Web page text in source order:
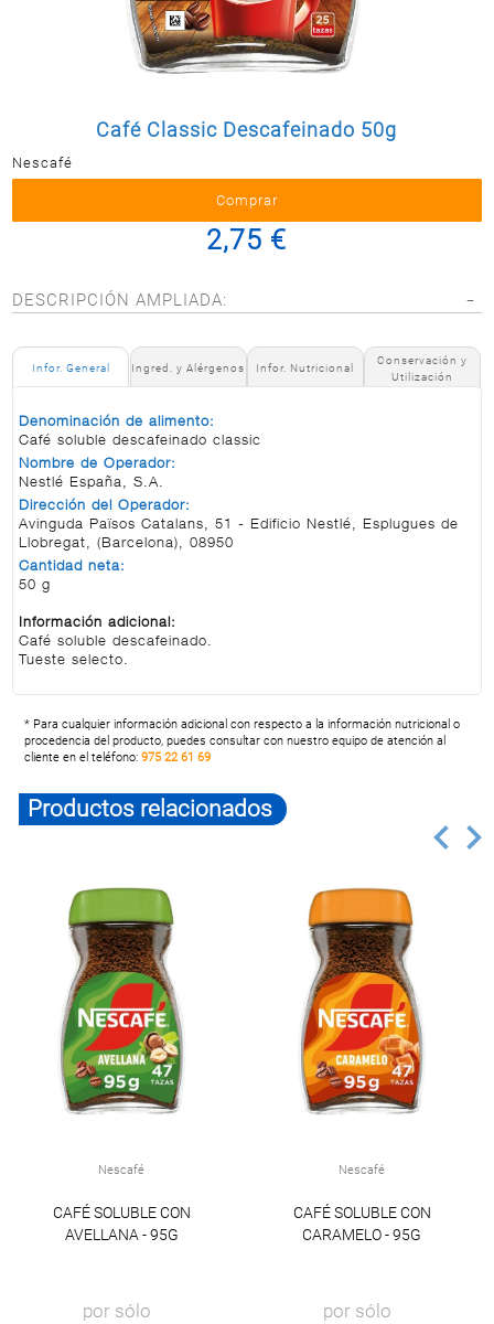
Postal
Café Classic Descafeinado 50g
Nescafé
2,75 €
DESCRIPCIÓN AMPLIADA:
Infor. General Ingred. y Alérgenos Infor. Nutricional
Conservación y
Utilización
Denominación de alimento:
Café soluble descafeinado classic
Nombre de Operador:
Nestlé España, S.A.
Dirección del Operador:
Avinguda Països Catalans, 51 - Edificio Nestlé, Esplugues de
Llobregat, (Barcelona), 08950
Cantidad neta:
50 g
Información adicional:
Café soluble descafeinado.
Tueste selecto.
* Para cualquier información adicional con respecto a la información nutricional o
procedencia del producto, puedes consultar con nuestro equipo de atención al
cliente en el teléfono:975 22 61 69
Productos relacionados
Nescafé
CAFÉ SOLUBLE CON
AVELLANA - 95G
por sólo
Nescafé
CAFÉ SOLUBLE CON
CARAMELO - 95G
por sólo